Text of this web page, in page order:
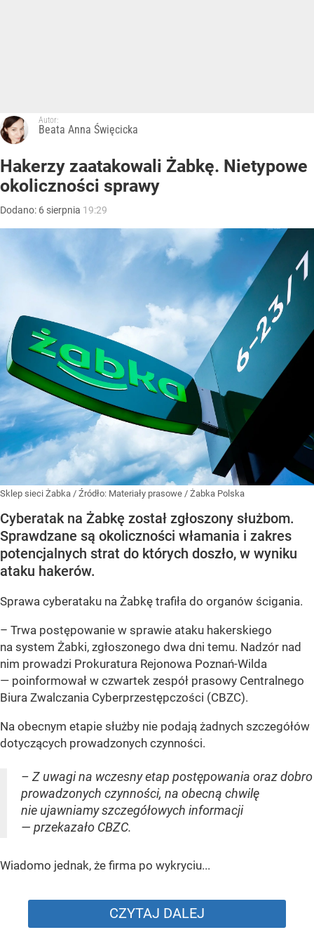
Autor:
Beata Anna Święcicka
Hakerzy zaatakowali Żabkę. Nietypowe
okoliczności sprawy
Dodano: 6 sierpnia 19:29
Sklep sieci Żabka / Źródło: Materiały prasowe / Żabka Polska
Cyberatak na Żabkę został zgłoszony służbom.
Sprawdzane są okoliczności włamania i zakres
potencjalnych strat do których doszło, w wyniku
ataku hakerów.
Sprawa cyberataku na Żabkę trafiła do organów ścigania.
– Trwa postępowanie w sprawie ataku hakerskiego
na system Żabki, zgłoszonego dwa dni temu. Nadzór nad
nim prowadzi Prokuratura Rejonowa Poznań-Wilda
— poinformował w czwartek zespół prasowy Centralnego
Biura Zwalczania Cyberprzestępczości (CBZC).
Na obecnym etapie służby nie podają żadnych szczegółów
dotyczących prowadzonych czynności.
– Z uwagi na wczesny etap postępowania oraz dobro
prowadzonych czynności, na obecną chwilę
nie ujawniamy szczegółowych informacji
— przekazało CBZC.
Wiadomo jednak, że firma po wykryciu...
CZYTAJ DALEJ